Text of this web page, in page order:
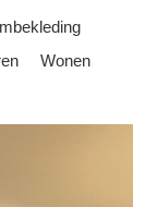
Wonen